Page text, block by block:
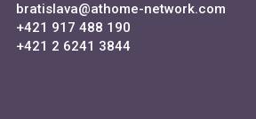
bratislava@athome-network.com
+421 917 488 190
+421 2 6241 3844